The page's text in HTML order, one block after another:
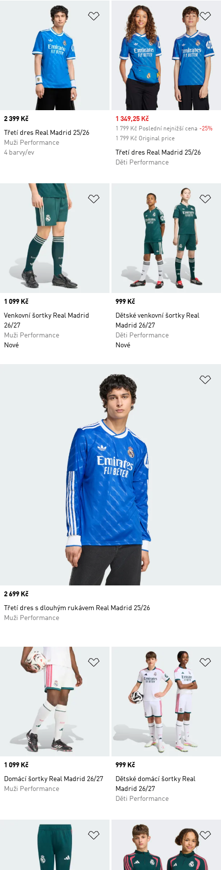
Přidat do seznamu přání
Price
2 399 Kč
Třetí dres Real Madrid 25/26
Muži Performance
4 barvy/ev
Sale price
1 349,25 Kč
1 799 Kč Poslední nejnižší cena -25%
1 799 Kč Original price
Třetí dres Real Madrid 25/26
Děti Performance
Přidat do seznamu přání
Price
1 099 Kč
Venkovní šortky Real Madrid
26/27
Muži Performance
Nové
Price
999 Kč
Dětské venkovní šortky Real
Madrid 26/27
Děti Performance
Nové
Přidat do seznamu přání
Price
1 099 Kč
Domácí šortky Real Madrid 26/27
Muži Performance
Price
999 Kč
Dětské domácí šortky Real
Madrid 26/27
Děti Performance
Přidat do seznamu přání
Price
2 699 Kč
Třetí dres s dlouhým rukávem Real Madrid 25/26
Muži Performance